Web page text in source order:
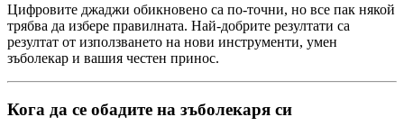
Цифровите джаджи обикновено са по-точни, но все пак някой
трябва да избере правилната. Най-добрите резултати са
резултат от използването на нови инструменти, умен
зъболекар и вашия честен принос.
Кога да се обадите на зъболекаря си